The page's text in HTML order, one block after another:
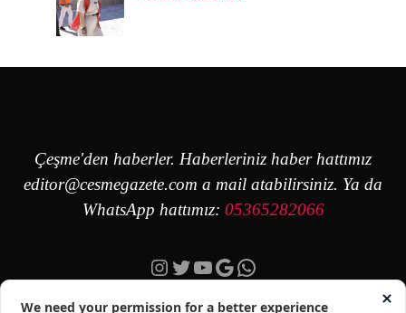
Çeşme'den haberler. Haberleriniz haber hattımız
editor@cesmegazete.com a mail atabilirsiniz. Ya da
WhatsApp hattımız: 05365282066
Instagram
Twitter
YouTube
Google
https://wa.me/